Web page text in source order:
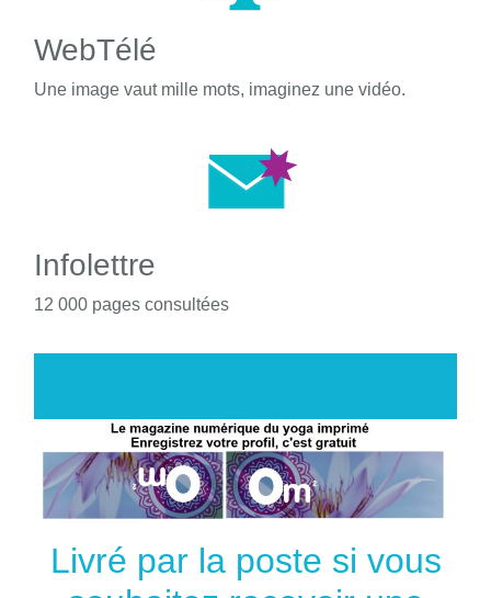
WebTélé
Une image vaut mille mots, imaginez une vidéo.
Infolettre
12 000 pages consultées
Livré par la poste si vous